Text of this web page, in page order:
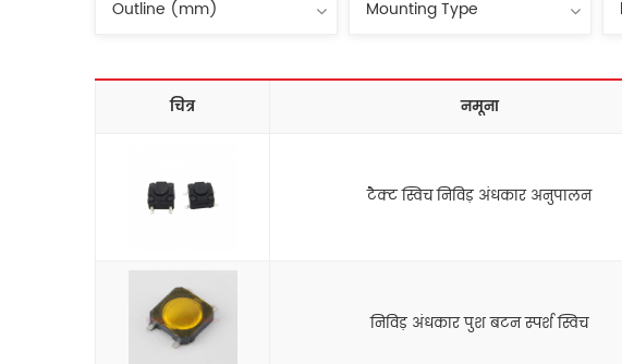
चित्र नमूना
टैक्ट स्विच निविड़ अंधकार अनुपालन
निविड़ अंधकार पुश बटन स्पर्श स्विच